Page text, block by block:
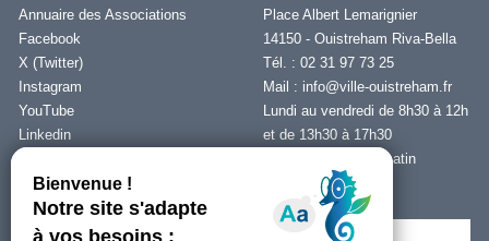
Annuaire des Associations
Facebook
X (Twitter)
Instagram
YouTube
Linkedin
Place Albert Lemarignier
14150 - Ouistreham Riva-Bella
Tél. : 02 31 97 73 25
Mail : info@ville-ouistreham.fr
Lundi au vendredi de 8h30 à 12h
et de 13h30 à 17h30
Fermeture le jeudi matin
Nous contacter